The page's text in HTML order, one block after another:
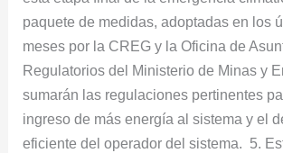
paquete de medidas, adoptadas en los
meses por la CREG y la Oficina de
Regulatorios del Ministerio de Minas y
sumarán las regulaciones pertinentes
ingreso de más energía al sistema y el
eficiente del operador del sistema. 5.